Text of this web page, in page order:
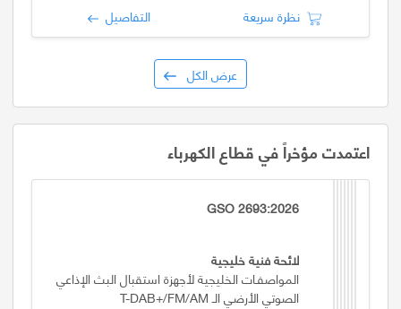
نظرة سريعة التفاصيل
عرض الكل
اعتمدت مؤخراً في قطاع الكهرباء
GSO 2693:2026
لائحة فنية خليجية
المواصفـات الخليجية لأجهزة استقبال البث الإذاعي
الصوتي الأرضي الـ T-DAB+/FM/AM